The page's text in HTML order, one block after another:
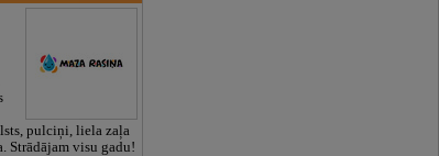
pulciņi, liela zaļa
Strādājam visu gadu!